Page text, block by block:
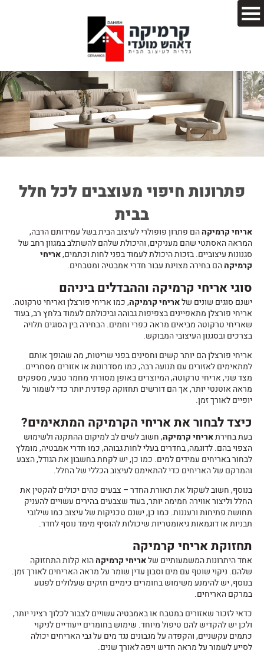
פתרונות חיפוי מעוצבים לכל חלל
בבית
אריחי קרמיקההם פתרון פופולרי לעיצוב הבית בשל עמידותם הרבה,
המראה האסתטי שהם מעניקים, והיכולת שלהם להשתלב במגוון רחב של
סגנונות עיצוביים. בזכות היכולת לעמוד בפני לחות וכתמים,אריחי
קרמיקההם בחירה מצוינת עבור חדרי אמבטיה ומטבחים.
סוגי אריחי קרמיקה וההבדלים ביניהם
ישנם סוגים שונים שלאריחי קרמיקה, כמו אריחי פורצלן ואריחי טרקוטה.
אריחי פורצלן מתאפיינים בצפיפות גבוהה וביכולתם לעמוד בלחץ רב, בעוד
שאריחי טרקוטה מביאים מראה כפרי וחמים. הבחירה בין הסוגים תלויה
בצרכים ובסגנון העיצובי המבוקש.
אריחי פורצלן הם יותר קשים וחסינים בפני שריטות, מה שהופך אותם
למתאימים לאזורים עם תנועה רבה, כמו מסדרונות או אזורים מסחריים.
מצד שני, אריחי טרקוטה, המיוצרים באופן מסורתי מחמר טבעי, מספקים
מראה אוטנטי יותר, אך הם דורשים תחזוקה קפדנית יותר כדי לשמור על
יופיים לאורך זמן.
כיצד לבחור את אריחי הקרמיקה המתאימים?
בעת בחירתאריחי קרמיקה, חשוב לשים לב למיקום ההתקנה ולשימוש
הצפוי בהם. לדוגמה, בחדרים בעלי לחות גבוהה, כמו חדרי אמבטיה, מומלץ
לבחור באריחים עמידים למים. כמו כן, יש לקחת בחשבון את הגודל, הצבע
והמרקם של האריחים כדי להתאימם לעיצוב הכללי של החלל.
בנוסף, חשוב לשקול את תאורת החדר – צבעים כהים יכולים להקטין את
החלל וליצור אווירה חמימה יותר, בעוד שצבעים בהירים עשויים להעניק
תחושת פתיחות ורעננות. כמו כן, ישנם טכניקות של עיצוב כמו שילובי
תבניות או דוגמאות גיאומטריות שיכולות להוסיף מימד נוסף לחדר.
תחזוקת אריחי קרמיקה
אחד היתרונות המשמעותיים שלאריחי קרמיקההוא קלות התחזוקה
שלהם. ניקוי שוטף עם מים וסבון עדין שומר על מראה האריחים לאורך זמן.
בנוסף, יש להימנע משימוש בחומרים כימיים חזקים שעלולים לפגוע
במרקם האריחים.
כדאי לזכור שאזורים במטבח או באמבטיה עשויים לצבור לכלוך רציני יותר,
ולכן יש להקדיש להם טיפול מיוחד. שימוש בחומרים ייעודיים לניקוי
כתמים עקשניים, והקפדה על מגבונים נגד מים על גבי האריחים יכולה
לסייע לשמור על מראה חדיש ויפה לאורך שנים.